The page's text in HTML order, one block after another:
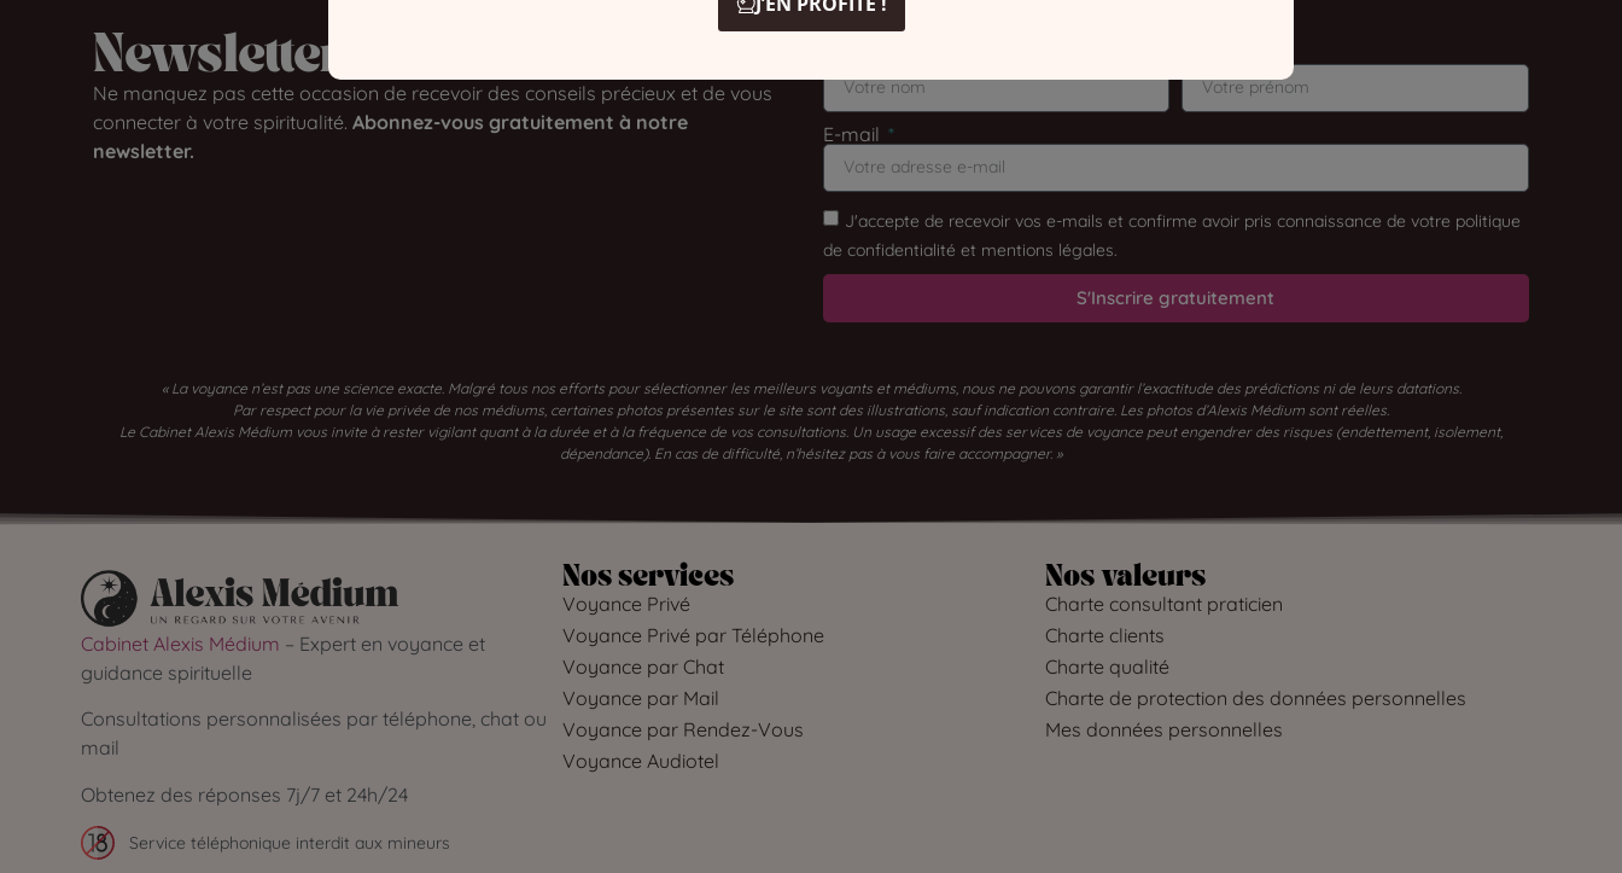
Newsletter​
Ne manquez pas cette occasion de recevoir des conseils précieux et de vous
connecter à votre spiritualité.Abonnez-vous gratuitement à notre
newsletter.
E-mail
J'accepte de recevoir vos e-mails et confirme avoir pris connaissance de votre politique
de confidentialité et mentions légales.
S'Inscrire gratuitement
« La voyance n’est pas une science exacte. Malgré tous nos efforts pour sélectionner les meilleurs voyants et médiums, nous ne pouvons garantir l’exactitude des prédictions ni de leurs datations.
Par respect pour la vie privée de nos médiums, certaines photos présentes sur le site sont des illustrations, sauf indication contraire. Les photos d’Alexis Médium sont réelles.
Le Cabinet Alexis Médium vous invite à rester vigilant quant à la durée et à la fréquence de vos consultations. Un usage excessif des services de voyance peut engendrer des risques (endettement, isolement,
dépendance). En cas de difficulté, n’hésitez pas à vous faire accompagner. »
Cabinet Alexis Médium – Expert en voyance et
guidance spirituelle
Consultations personnalisées par téléphone, chat ou
mail
Obtenez des réponses 7j/7 et 24h/24
Service téléphonique interdit aux mineurs
Nos services
Voyance Privé
Voyance Privé par Téléphone
Voyance par Chat
Voyance par Mail
Voyance par Rendez-Vous
Voyance Audiotel
Nos valeurs
Charte consultant praticien
Charte clients
Charte qualité
Charte de protection des données personnelles
Mes données personnelles